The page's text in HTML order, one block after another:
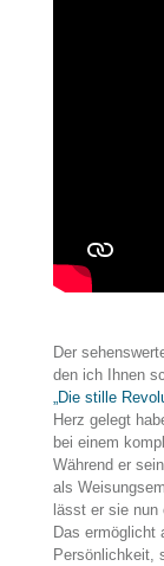
Der
den ich Ihnen
„Die stille
Herz gelegt
bei einem
Während er
als
lässt er sie nun
Das ermöglicht
Persönlichkeit,